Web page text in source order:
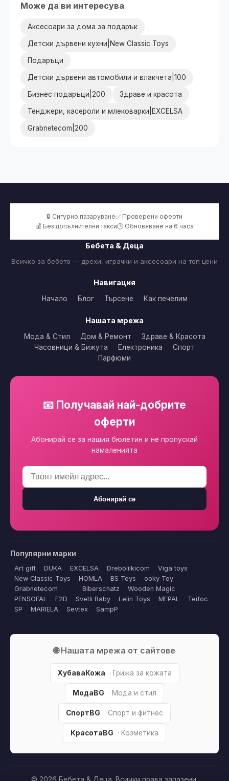
Може да ви интересува
Аксесоари за дома за подарък
Детски дървени кухни|New Classic Toys
Подаръци
Детски дървени автомобили и влакчета|100
Бизнес подаръци|200 Здраве и красота
Тенджери, касероли и млековарки|EXCELSA
Grabnetecom|200
🔒 Сигурно пазаруване✅ Проверени оферти
💰 Без допълнителни такси🕒 Обновяване на 6 часа
Бебета & Деца
Всичко за бебето — дрехи, играчки и аксесоари на топ цени
Навигация
Начало Блог Търсене Как печелим
Нашата мрежа
Мода & Стил Дом & Ремонт
Здраве & Красота
Часовници & Бижута
Електроника
Спорт
Парфюми
📧 Получавай най-добрите
оферти
Абонирай се за нашия бюлетин и не пропускай
намаленията
Абонирай се
Популярни марки
Art gift DUKA EXCELSA Dreboliikicom
Viga toys
New Classic Toys
HOMLA BS Toys
ooky Toy
Grabnetecom
Biberschatz
Wooden Magic
PENSOFAL
F2D Svetli Baby Lelin Toys MEPAL
Teifoc
SP
MARIELA Sevtex SampP
🌐 Нашата мрежа от сайтове
ХубаваКожа · Грижа за кожата
МодаBG · Мода и стил
СпортBG · Спорт и фитнес
КрасотаBG · Козметика